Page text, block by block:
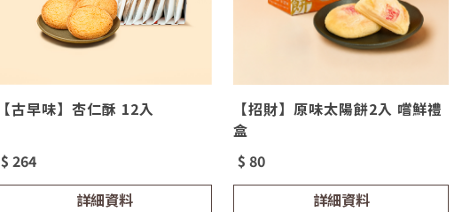
【古早味】杏仁酥 12入
$ 264
詳細資料
【招財】原味太陽餅2入 嚐鮮禮
盒
$ 80
詳細資料